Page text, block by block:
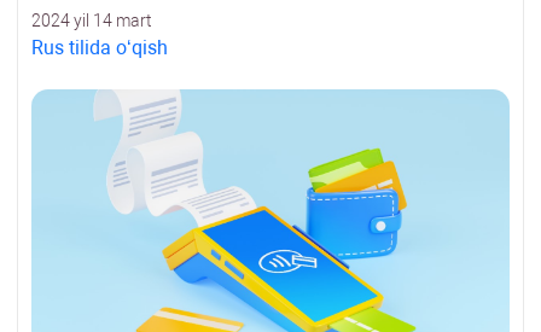
2024 yil 14 mart
Rus tilida oʻqish